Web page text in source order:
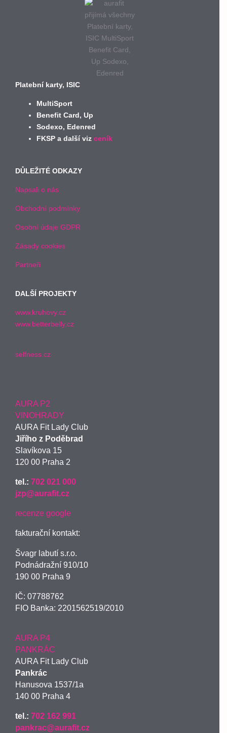
Platební karty, ISIC
MultiSport
Benefit Card, Up
Sodexo, Edenred
FKSP a další viz ceník
DŮLEŽITÉ ODKAZY
Napsali o nás
Obchodní podmínky
Osobní údaje GDPR
Zásady cookies
Partneři
DALŠÍ PROJEKTY
www.kruhovy.cz
www.betterbelly.cz
selfness.cz
AURA P2
VINOHRADY
AURA Fit Lady Club
Jiřího z Poděbrad
Slavíkova 15
120 00 Praha 2
tel.: 702 021 000
jzp@aurafit.cz
recenze google
fakturační kontakt:
Švagr labutí s.r.o.
Podnádražní 910/10
190 00 Praha 9
IČ: 07788762
FIO Banka: 2201562519/2010
AURA P4
PANKRÁC
AURA Fit Lady Club
Pankrác
Hanusova 1537/1a
140 00 Praha 4
tel.: 702 162 991
pankrac@aurafit.cz